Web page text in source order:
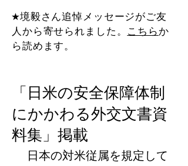
★境毅さん追悼メッセージがご友
人から寄せられました。 こちら か
ら読めます。
「日米の安全保障体制
にかかわる外交文書資
料集」掲載
日本の対米従属を規定 して